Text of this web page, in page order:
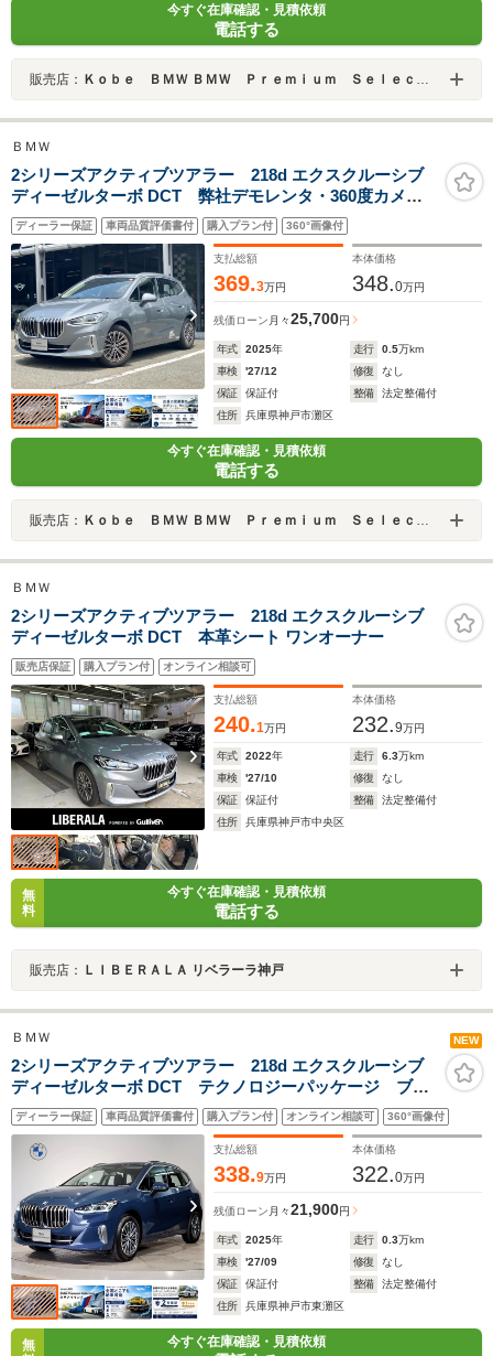
今すぐ在庫確認・見積依頼
電話する
販売店： Ｋｏｂｅ ＢＭＷ ＢＭＷ Ｐｒｅｍｉｕｍ Ｓｅｌｅｃｔｉｏｎ 三宮
ＢＭＷ
2シリーズアクティブツアラー 218d エクスクルーシブ
ディーゼルターボ DCT 弊社デモレンタ・360度カメ
ラ・ハンズオフACC・内蔵ドラレコ・AppleCarPlay・
HUD・シートヒーター・電動リアゲート・パワーシー
ト・前後PDC・衝突軽減ブレーキ・HDDナビ・17インチ
AW・ETC・禁煙車
ディーラー保証 車両品質評価書付 購入プラン付 360°画像付
支払総額
369.3万円
本体価格
348.0万円
残価ローン 月々25,700円
年式 2025年 走行 0.5万km
車検
'27/12 修復
なし
保証
保証付 整備
法定整備付
住所
兵庫県神戸市灘区
今すぐ在庫確認・見積依頼
電話する
販売店： Ｋｏｂｅ ＢＭＷ ＢＭＷ Ｐｒｅｍｉｕｍ Ｓｅｌｅｃｔｉｏｎ 三宮
ＢＭＷ
2シリーズアクティブツアラー 218d エクスクルーシブ
ディーゼルターボ DCT 本革シート ワンオーナー
販売店保証 購入プラン付 オンライン相談可
支払総額
240.1万円
本体価格
232.9万円
年式 2022年 走行 6.3万km
車検
'27/10 修復
なし
保証
保証付 整備
法定整備付
住所
兵庫県神戸市中央区
無
料
今すぐ在庫確認・見積依頼
電話する
販売店： ＬＩＢＥＲＡＬＡ リベラーラ神戸
ＢＭＷ NEW
2シリーズアクティブツアラー 218d エクスクルーシブ
ディーゼルターボ DCT テクノロジーパッケージ ブラ
ックレザーシート 全周囲カメラ ヘッドアップディス
プレイ インテリアカメラ アクティブクルーズコント
ロール シートヒーター 自社レンタカー LEDヘッド
ライト ミラーETC
ディーラー保証 車両品質評価書付 購入プラン付 オンライン相談可 360°画像付
支払総額
338.9万円
本体価格
322.0万円
残価ローン 月々21,900円
年式 2025年 走行 0.3万km
車検
'27/09 修復
なし
保証
保証付 整備
法定整備付
住所
兵庫県神戸市東灘区
無
今すぐ在庫確認・見積依頼